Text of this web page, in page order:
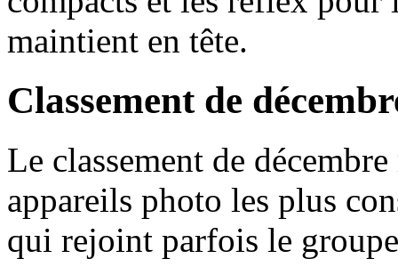
maintient en tête.
Classement de
Le classement de
appareils photo les plus
qui rejoint parfois le